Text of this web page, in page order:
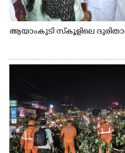
ആയാംകുടി സ്‌കൂളിലെ